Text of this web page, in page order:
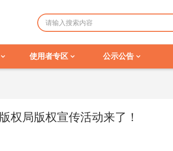
使用者专区 公示公告
权局版权宣传活动来了！